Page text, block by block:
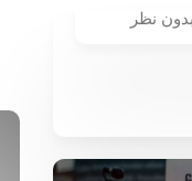
بدون نظر